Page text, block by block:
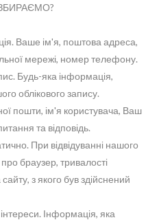
Ваше ім'я, поштова адреса,
мережі, номер телефону.
Будь-яка інформація,
облікового запису.
пошти, ім'я користувача, Ваш
та відповідь.
При відвідуванні нашого
браузер, тривалості
з якого був здійснений
Інформація, яка